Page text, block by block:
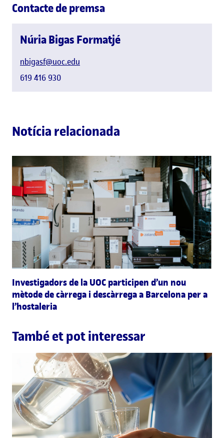
Contacte de premsa
Núria Bigas Formatjé
nbigasf@uoc.edu
619 416 930
Notícia relacionada
Investigadors de la UOC participen d’un nou
mètode de càrrega i descàrrega a Barcelona per a
l’hostaleria
També et pot interessar